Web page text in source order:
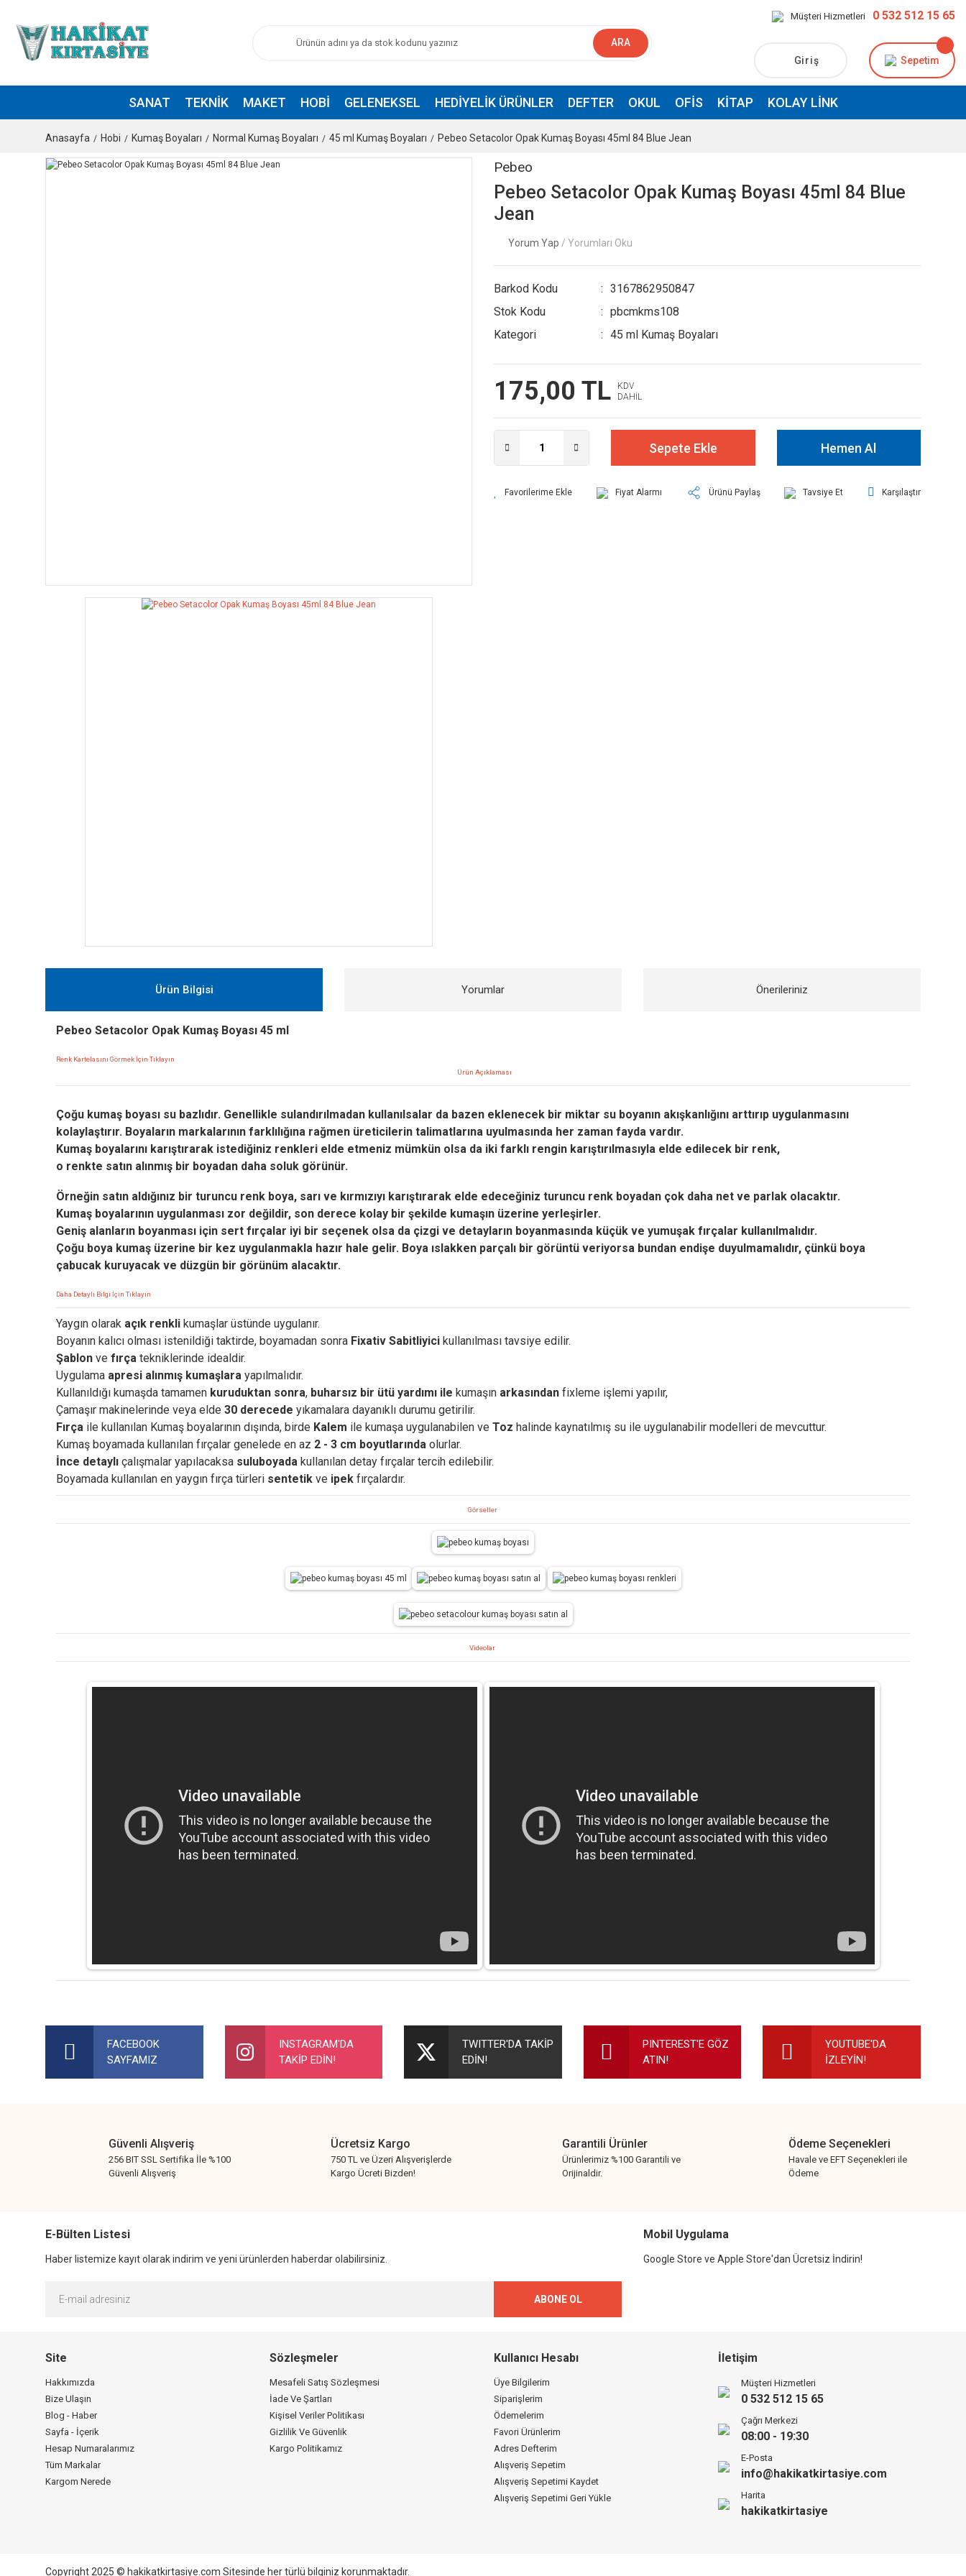
ARA
Müşteri Hizmetleri 0 532 512 15 65
Giriş Sepetim
SANAT TEKNIK MAKET HOBI GELENEKSEL HEDIYELIK ÜRÜNLER DEFTER OKUL OFIS KITAP KOLAY LINK
Anasayfa Hobi Kumaş Boyaları Normal Kumaş Boyaları 45 ml Kumaş Boyaları Pebeo Setacolor Opak Kumaş Boyası 45ml 84 Blue Jean
Pebeo
Pebeo Setacolor Opak Kumaş Boyası 45ml 84 Blue
Jean
Yorum Yap / Yorumları Oku
Barkod Kodu
3167862950847
Stok Kodu
pbcmkms108
Kategori
45 ml Kumaş Boyaları
175,00 TL
KDV
DAHİL
Sepete Ekle Hemen Al
Fiyat Alarmı Ürünü Paylaş Tavsiye Et Karşılaştır
Ürün Bilgisi Yorumlar Önerileriniz
Pebeo Setacolor Opak Kumaş Boyası 45 ml
Renk Kartelasını Görmek İçin Tıklayın
Ürün Açıklaması
Çoğu kumaş boyası su bazlıdır. Genellikle sulandırılmadan kullanılsalar da bazen eklenecek bir miktar su boyanın akışkanlığını arttırıp uygulanmasını
kolaylaştırır. Boyaların markalarının farklılığına rağmen üreticilerin talimatlarına uyulmasında her zaman fayda vardır.
Kumaş boyalarını karıştırarak istediğiniz renkleri elde etmeniz mümkün olsa da iki farklı rengin karıştırılmasıyla elde edilecek bir renk,
o renkte satın alınmış bir boyadan daha soluk görünür.
Örneğin satın aldığınız bir turuncu renk boya, sarı ve kırmızıyı karıştırarak elde edeceğiniz turuncu renk boyadan çok daha net ve parlak olacaktır.
Kumaş boyalarının uygulanması zor değildir, son derece kolay bir şekilde kumaşın üzerine yerleşirler.
Geniş alanların boyanması için sert fırçalar iyi bir seçenek olsa da çizgi ve detayların boyanmasında küçük ve yumuşak fırçalar kullanılmalıdır.
Çoğu boya kumaş üzerine bir kez uygulanmakla hazır hale gelir. Boya ıslakken parçalı bir görüntü veriyorsa bundan endişe duyulmamalıdır, çünkü boya
çabucak kuruyacak ve düzgün bir görünüm alacaktır.
Daha Detaylı Bilgi İçin Tıklayın
Yaygın olarak açık renkli kumaşlar üstünde uygulanır.
Boyanın kalıcı olması istenildiği taktirde, boyamadan sonra Fixativ Sabitliyici kullanılması tavsiye edilir.
Şablon ve fırça tekniklerinde idealdir.
Uygulama apresi alınmış kumaşlara yapılmalıdır.
Kullanıldığı kumaşda tamamen kuruduktan sonra, buharsız bir ütü yardımı ile kumaşın arkasından fixleme işlemi yapılır,
Çamaşır makinelerinde veya elde 30 derecede yıkamalara dayanıklı durumu getirilir.
Fırça ile kullanılan Kumaş boyalarının dışında, birde Kalem ile kumaşa uygulanabilen ve Toz halinde kaynatılmış su ile uygulanabilir modelleri de mevcuttur.
Kumaş boyamada kullanılan fırçalar genelede en az 2 - 3 cm boyutlarında olurlar.
İnce detaylı çalışmalar yapılacaksa suluboyada kullanılan detay fırçalar tercih edilebilir.
Boyamada kullanılan en yaygın fırça türleri sentetik ve ipek fırçalardır.
Görseller
Videolar
Bu ürüne ilk yorumu siz yapın!
Bu ürüne benzer farklı alternatifler olmalı.
FACEBOOK
SAYFAMIZ
INSTAGRAM'DA
TAKİP EDİN!
TWITTER'DA TAKİP
EDİN!
PINTEREST'E GÖZ
ATIN!
YOUTUBE'DA
İZLEYİN!
Güvenli Alışveriş
256 BIT SSL Sertifika İle %100
Güvenli Alışveriş
Ücretsiz Kargo
750 TL ve Üzeri Alışverişlerde
Kargo Ücreti Bizden!
Garantili Ürünler
Ürünlerimiz %100 Garantili ve
Orijinaldir.
Ödeme Seçenekleri
Havale ve EFT Seçenekleri ile
Ödeme
E-Bülten Listesi
Haber listemize kayıt olarak indirim ve yeni ürünlerden haberdar olabilirsiniz.
ABONE OL
Mobil Uygulama
Google Store ve Apple Store'dan Ücretsiz İndirin!
Site
Hakkımızda
Bize Ulaşın
Blog - Haber
Sayfa - İçerik
Hesap Numaralarımız
Tüm Markalar
Kargom Nerede
Sözleşmeler
Mesafeli Satış Sözleşmesi
İade Ve Şartları
Kişisel Veriler Politikası
Gizlilik Ve Güvenlik
Kargo Politikamız
Kullanıcı Hesabı
Üye Bilgilerim
Siparişlerim
Ödemelerim
Favori Ürünlerim
Adres Defterim
Alışveriş Sepetim
Alışveriş Sepetimi Kaydet
Alışveriş Sepetimi Geri Yükle
İletişim
Müşteri Hizmetleri
0 532 512 15 65
Çağrı Merkezi
08:00 - 19:30
E-Posta
info@hakikatkirtasiye.com
Harita
hakikatkirtasiye
Copyright 2025 © hakikatkirtasiye.com Sitesinde her türlü bilginiz korunmaktadır.